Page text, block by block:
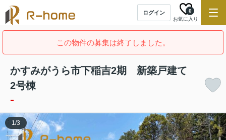
ログイン
お気に入り
0
この物件の募集は終了しました。
かすみがうら市下稲吉2期 新築戸建て
2号棟
-
1/3